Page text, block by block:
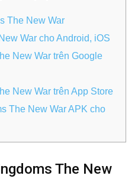
The New War
War cho Android, iOS
New War trên Google
New War trên App Store
The New War APK cho
The New